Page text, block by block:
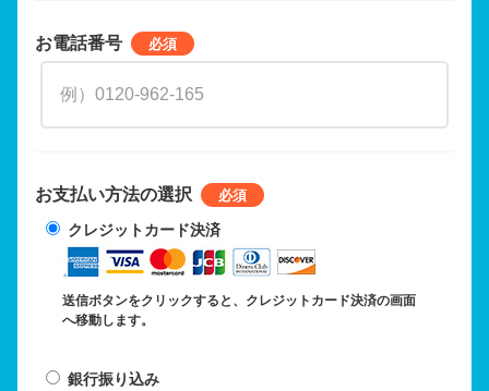
お電話番号
お支払い方法の選択
クレジットカード決済
送信ボタンをクリックすると、クレジットカード決済の画面
へ移動します。
銀行振り込み